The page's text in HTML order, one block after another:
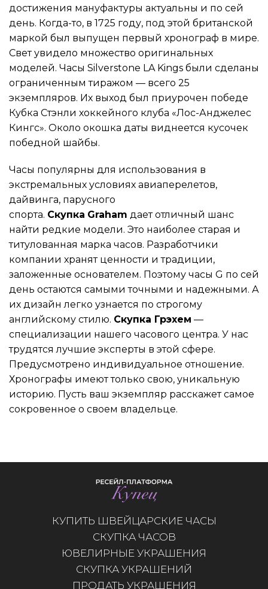
достижения мануфактуры актуальны и по сей
день. Когда-то, в 1725 году, под этой британской
маркой был выпущен первый хронограф в мире.
Свет увидело множество оригинальных
моделей. Часы Silverstone LA Kings были сделаны
ограниченным тиражом — всего 25
экземпляров. Их выход был приурочен победе
Кубка Стэнли хоккейного клуба «Лос-Анджелес
Кингс». Около окошка даты виднеется кусочек
победной шайбы.
Часы популярны для использования в
экстремальных условиях авиаперелетов,
дайвинга, парусного
спорта. Скупка Graham дает отличный шанс
найти редкие модели. Это наиболее старая и
титулованная марка часов. Разработчики
компании хранят ценности и традиции,
заложенные основателем. Поэтому часы G по сей
день остаются самыми точными и надежными. А
их дизайн легко узнается по строгому
английскому стилю. Скупка Грэхем —
специализации нашего часового центра. У нас
трудятся лучшие эксперты в этой сфере.
Предусмотрено индивидуальное отношение.
Хронографы имеют только свою, уникальную
историю. Пусть ваш экземпляр расскажет самое
сокровенное о своем владельце.
КУПИТЬ ШВЕЙЦАРСКИЕ ЧАСЫ
СКУПКА ЧАСОВ
ЮВЕЛИРНЫЕ УКРАШЕНИЯ
СКУПКА УКРАШЕНИЙ
ПРОДАТЬ УКРАШЕНИЯ